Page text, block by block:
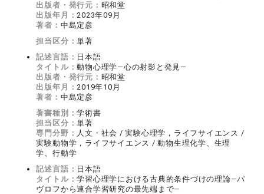
出版者・発行元： 昭和堂
出版年月：2023年09月
著者： 中島定彦
担当区分：単著
記述言語： 日本語
タイトル：動物心理学―心の射影と発見―
出版者・発行元： 昭和堂
出版年月：2019年10月
著者： 中島定彦
著書種別：学術書
担当区分：単著
専門分野： 人文・社会 / 実験心理学，ライフサイエンス /
実験動物学，ライフサイエンス / 動物生理化学、生理
学、行動学
記述言語： 日本語
タイトル：学習心理学における古典的条件づけの理論―パ
ヴロフから連合学習研究の最先端まで―